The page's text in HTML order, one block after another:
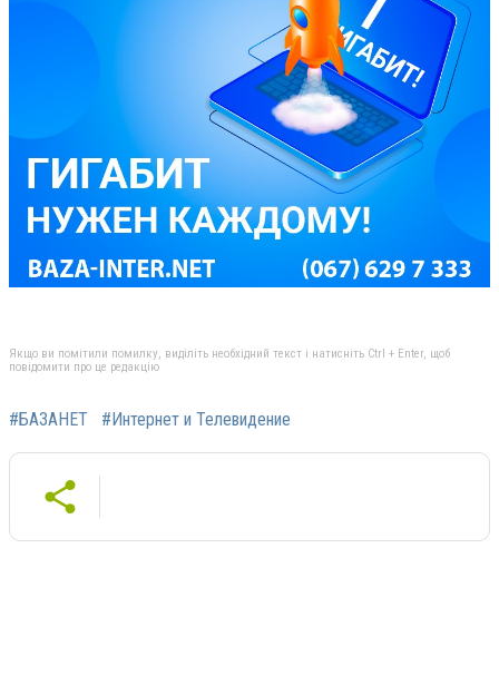
Якщо ви помітили помилку, виділіть необхідний текст і натисніть Ctrl + Enter, щоб
повідомити про це редакцію
#БАЗАНЕТ #Интернет и Телевидение